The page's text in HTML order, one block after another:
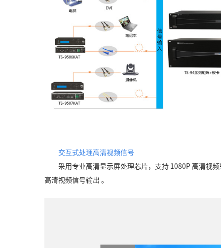
交互式处理高清视频信号
采用专业高清显示屏处理芯片，支持 1080P 高清视
高清视频信号输出 。